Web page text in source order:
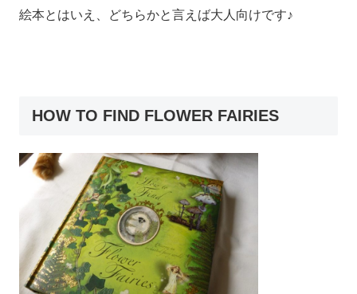
絵本とはいえ、どちらかと言えば大人向けです♪
HOW TO FIND FLOWER FAIRIES